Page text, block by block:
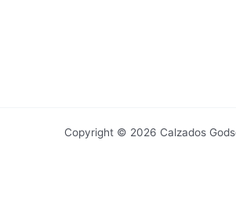
Copyright © 2026 Calzados